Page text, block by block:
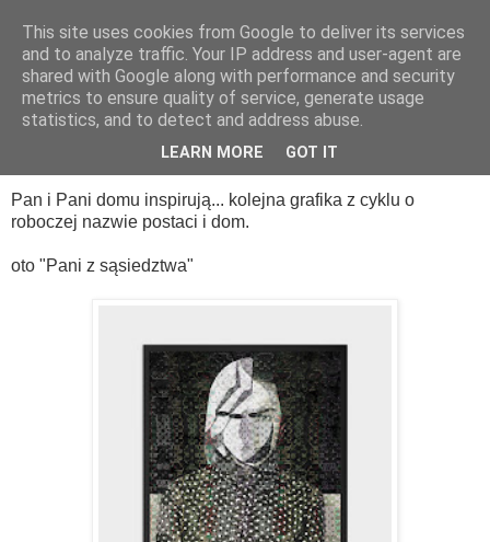
poniedziałek, 18 listopada 2013
Pan i Pani domu inspirują... kolejna grafika z cyklu o
roboczej nazwie postaci i dom.
oto "Pani z sąsiedztwa"
This site uses cookies from Google to deliver its services
and to analyze traffic. Your IP address and user-agent are
shared with Google along with performance and security
metrics to ensure quality of service, generate usage
statistics, and to detect and address abuse.
LEARN MORE GOT IT